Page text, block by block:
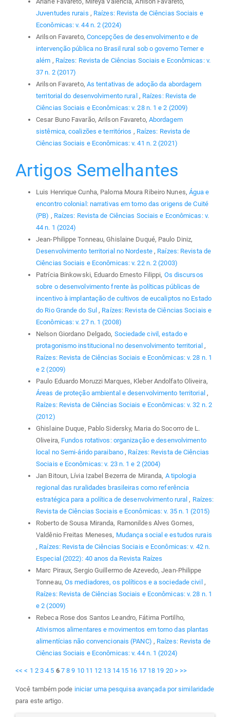
Juventudes rurais , Raízes: Revista de Ciências Sociais e
Econômicas: v. 44 n. 2 (2024)
Arilson Favareto, Concepções de desenvolvimento e de
intervenção pública no Brasil rural sob o governo Temer e
além , Raízes: Revista de Ciências Sociais e Econômicas: v.
37 n. 2 (2017)
Arilson Favareto, As tentativas de adoção da abordagem
territorial do desenvolvimento rural , Raízes: Revista de
Ciências Sociais e Econômicas: v. 28 n. 1 e 2 (2009)
Cesar Buno Favarão, Arilson Favareto, Abordagem
sistêmica, coalizões e territórios , Raízes: Revista de
Ciências Sociais e Econômicas: v. 41 n. 2 (2021)
Artigos Semelhantes
Luis Henrique Cunha, Paloma Moura Ribeiro Nunes, Água e
encontro colonial: narrativas em torno das origens de Cuité
(PB) , Raízes: Revista de Ciências Sociais e Econômicas: v.
44 n. 1 (2024)
Jean-Philippe Tonneau, Ghislaine Duqué, Paulo Diniz,
Desenvolvimento territorial no Nordeste , Raízes: Revista de
Ciências Sociais e Econômicas: v. 22 n. 2 (2003)
Patrícia Binkowski, Eduardo Ernesto Filippi, Os discursos
sobre o desenvolvimento frente às políticas públicas de
incentivo à implantação de cultivos de eucaliptos no Estado
do Rio Grande do Sul , Raízes: Revista de Ciências Sociais e
Econômicas: v. 27 n. 1 (2008)
Nelson Giordano Delgado, Sociedade civil, estado e
protagonismo institucional no desenvolvimento territorial ,
Raízes: Revista de Ciências Sociais e Econômicas: v. 28 n. 1
e 2 (2009)
Paulo Eduardo Moruzzi Marques, Kleber Andolfato Oliveira,
Áreas de proteção ambiental e desenvolvimento territorial ,
Raízes: Revista de Ciências Sociais e Econômicas: v. 32 n. 2
(2012)
Ghislaine Duque, Pablo Sidersky, Maria do Socorro de L.
Oliveira, Fundos rotativos: organização e desenvolvimento
local no Semi-árido paraibano , Raízes: Revista de Ciências
Sociais e Econômicas: v. 23 n. 1 e 2 (2004)
Jan Bitoun, Lívia Izabel Bezerra de Miranda, A tipologia
regional das ruralidades brasileiras como referência
estratégica para a política de desenvolvimento rural , Raízes:
Revista de Ciências Sociais e Econômicas: v. 35 n. 1 (2015)
Roberto de Sousa Miranda, Ramonildes Alves Gomes,
Valdênio Freitas Meneses, Mudança social e estudos rurais
, Raízes: Revista de Ciências Sociais e Econômicas: v. 42 n.
Especial (2022): 40 anos da Revista Raízes
Marc Piraux, Sergio Guillermo de Azevedo, Jean-Philippe
Tonneau, Os mediadores, os políticos e a sociedade civil ,
Raízes: Revista de Ciências Sociais e Econômicas: v. 28 n. 1
e 2 (2009)
Rebeca Rose dos Santos Leandro, Fátima Portilho,
Ativismos alimentares e movimentos em torno das plantas
alimentícias não convencionais (PANC) , Raízes: Revista de
Ciências Sociais e Econômicas: v. 44 n. 1 (2024)
<< < 1 2 3 4 5 6 7 8 9 10 11 12 13 14 15 16 17 18 19 20 > >>
Você também pode iniciar uma pesquisa avançada por similaridade
para este artigo.